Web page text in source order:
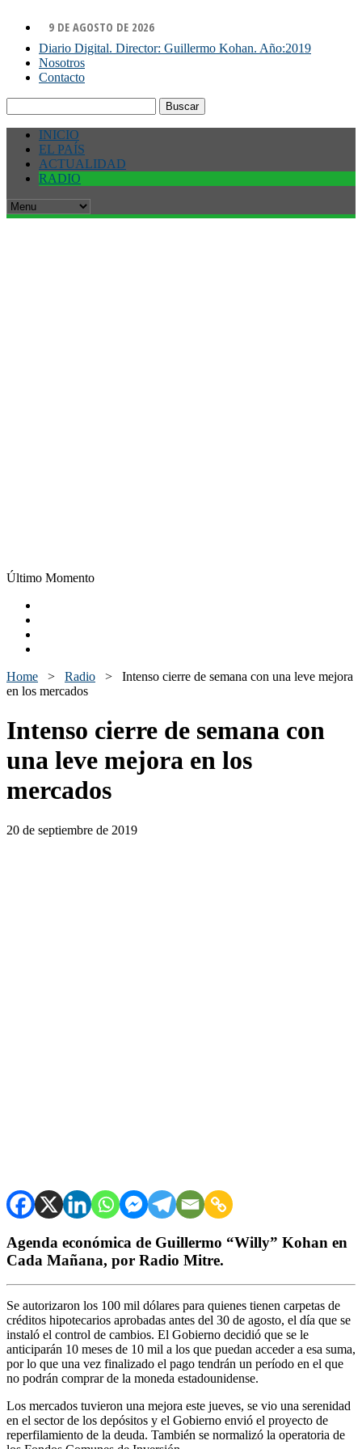
9 DE AGOSTO DE 2026
Diario Digital. Director: Guillermo Kohan. Año:2019
Nosotros
Contacto
INICIO
EL PAÍS
ACTUALIDAD
RADIO
Último Momento
Home > Radio > Intenso cierre de semana con una leve mejora
en los mercados
Intenso cierre de semana con
una leve mejora en los
mercados
20 de septiembre de 2019
Agenda económica de Guillermo “Willy” Kohan en
Cada Mañana, por Radio Mitre.
Se autorizaron los 100 mil dólares para quienes tienen carpetas de
créditos hipotecarios aprobadas antes del 30 de agosto, el día que se
instaló el control de cambios. El Gobierno decidió que se le
anticiparán 10 meses de 10 mil a los que puedan acceder a esa suma,
por lo que una vez finalizado el pago tendrán un período en el que
no podrán comprar de la moneda estadounidense.
Los mercados tuvieron una mejora este jueves, se vio una serenidad
en el sector de los depósitos y el Gobierno envió el proyecto de
reperfilamiento de la deuda. También se normalizó la operatoria de